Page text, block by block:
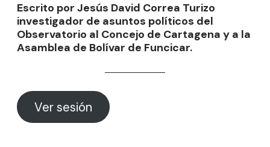
Escrito por Jesús David Correa Turizo
investigador de asuntos políticos del
Observatorio al Concejo de Cartagena y a la
Asamblea de Bolívar de Funcicar.
Ver sesión